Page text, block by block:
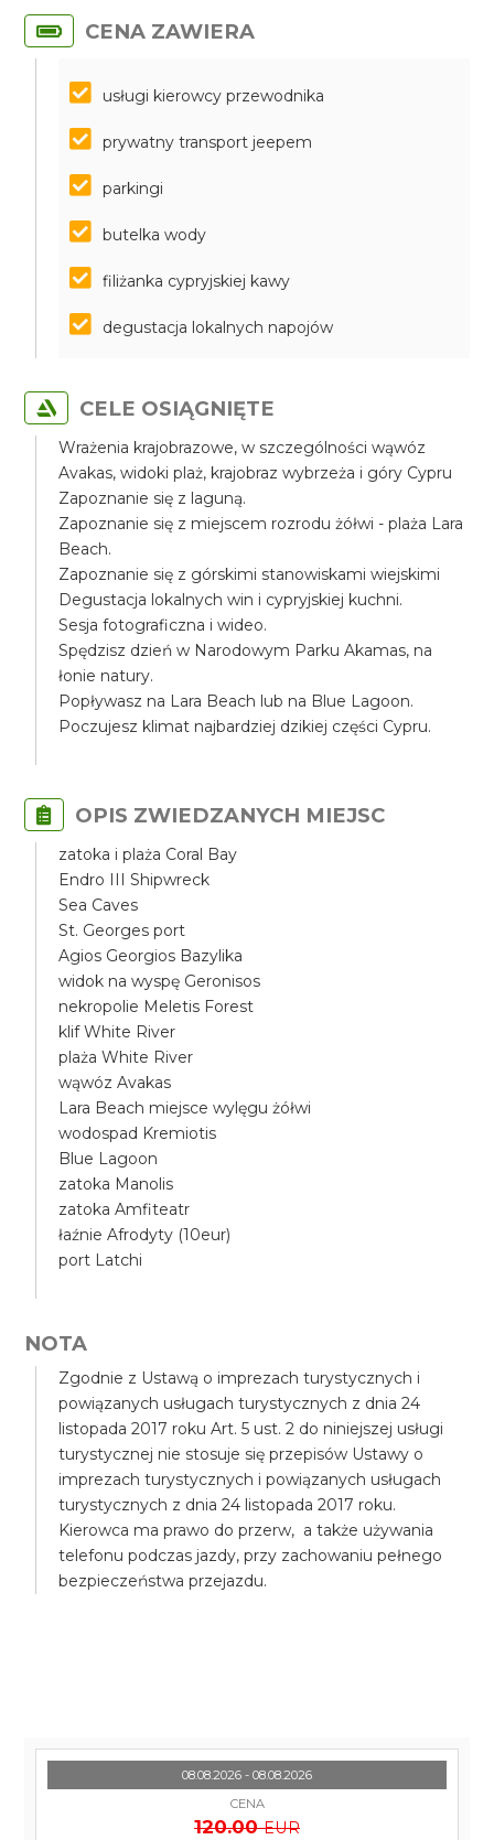
CENA ZAWIERA
usługi kierowcy przewodnika
prywatny transport jeepem
parkingi
butelka wody
filiżanka cypryjskiej kawy
degustacja lokalnych napojów
CELE OSIĄGNIĘTE
Wrażenia krajobrazowe, w szczególności wąwóz
Avakas, widoki plaż, krajobraz wybrzeża i góry Cypru
Zapoznanie się z laguną.
Zapoznanie się z miejscem rozrodu żółwi - plaża Lara
Beach.
Zapoznanie się z górskimi stanowiskami wiejskimi
Degustacja lokalnych win i cypryjskiej kuchni.
Sesja fotograficzna i wideo.
Spędzisz dzień w Narodowym Parku Akamas, na
łonie natury.
Popływasz na Lara Beach lub na Blue Lagoon.
Poczujesz klimat najbardziej dzikiej części Cypru.
OPIS ZWIEDZANYCH MIEJSC
zatoka i plaża Coral Bay
Endro III Shipwreck
Sea Caves
St. Georges port
Agios Georgios Bazylika
widok na wyspę Geronisos
nekropolie Meletis Forest
klif White River
plaża White River
wąwóz Avakas
Lara Beach miejsce wylęgu żółwi
wodospad Kremiotis
Blue Lagoon
zatoka Manolis
zatoka Amfiteatr
łaźnie Afrodyty (10eur)
port Latchi
NOTA
Zgodnie z Ustawą o imprezach turystycznych i
powiązanych usługach turystycznych z dnia 24
listopada 2017 roku Art. 5 ust. 2 do niniejszej usługi
turystycznej nie stosuje się przepisów Ustawy o
imprezach turystycznych i powiązanych usługach
turystycznych z dnia 24 listopada 2017 roku.
Kierowca ma prawo do przerw, a także używania
telefonu podczas jazdy, przy zachowaniu pełnego
bezpieczeństwa przejazdu.
08.08.2026 - 08.08.2026
CENA
120.00 EUR